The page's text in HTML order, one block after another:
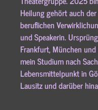
Heilung gehört auch
beruflichen
und Speakerin.
Frankfurt, München
mein Studium nach
Lebensmittelpunkt in
Lausitz und darüber